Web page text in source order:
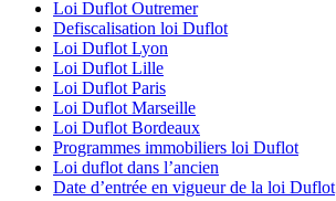
Loi Duflot Outremer
Defiscalisation loi Duflot
Loi Duflot Lyon
Loi Duflot Lille
Loi Duflot Paris
Loi Duflot Marseille
Loi Duflot Bordeaux
Programmes immobiliers loi Duflot
Loi duflot dans l’ancien
Date d’entrée en vigueur de la loi Duflot